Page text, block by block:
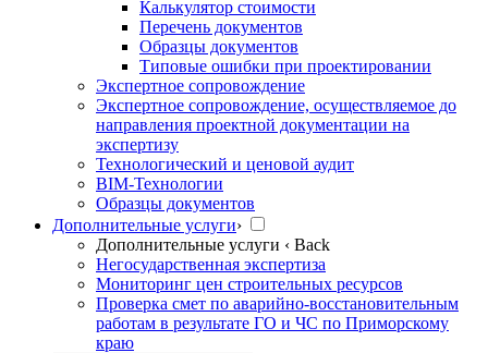
Калькулятор стоимости
Перечень документов
Образцы документов
Типовые ошибки при проектировании
Экспертное сопровождение
Экспертное сопровождение, осуществляемое до
направления проектной документации на
экспертизу
Технологический и ценовой аудит
BIM-Технологии
Образцы документов
Дополнительные услуги›
Дополнительные услуги ‹ Back
Негосударственная экспертиза
Мониторинг цен строительных ресурсов
Проверка смет по аварийно-восстановительным
работам в результате ГО и ЧС по Приморскому
краю